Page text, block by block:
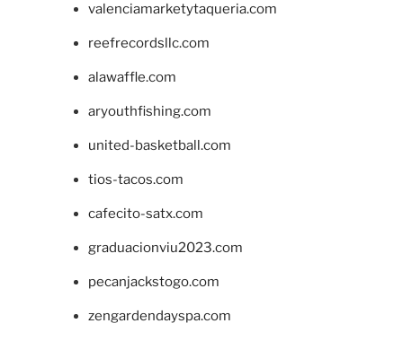
valenciamarketytaqueria.com
reefrecordsllc.com
alawaffle.com
aryouthfishing.com
united-basketball.com
tios-tacos.com
cafecito-satx.com
graduacionviu2023.com
pecanjackstogo.com
zengardendayspa.com